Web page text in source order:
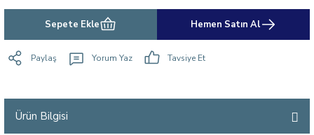
Sepete Ekle Hemen Satın Al
Paylaş Yorum Yaz Tavsiye Et
Ürün Bilgisi